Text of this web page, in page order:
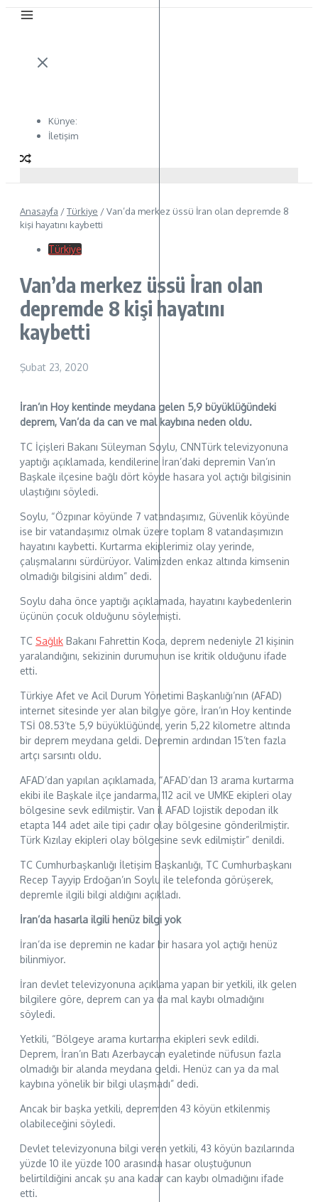
Künye:
İletişim
Anasayfa /Türkiye /Van’da merkez üssü İran olan depremde 8
kişi hayatını kaybetti
Türkiye
Van’da merkez üssü İran olan
depremde 8 kişi hayatını
kaybetti
Şubat 23, 2020
İran’ın Hoy kentinde meydana gelen 5,9 büyüklüğündeki
deprem, Van’da da can ve mal kaybına neden oldu.
TC İçişleri Bakanı Süleyman Soylu, CNNTürk televizyonuna
yaptığı açıklamada, kendilerine İran’daki depremin Van’ın
Başkale ilçesine bağlı dört köyde hasara yol açtığı bilgisinin
ulaştığını söyledi.
Soylu, “Özpınar köyünde 7 vatandaşımız, Güvenlik köyünde
ise bir vatandaşımız olmak üzere toplam 8 vatandaşımızın
hayatını kaybetti. Kurtarma ekiplerimiz olay yerinde,
çalışmalarını sürdürüyor. Valimizden enkaz altında kimsenin
olmadığı bilgisini aldım” dedi.
Soylu daha önce yaptığı açıklamada, hayatını kaybedenlerin
üçünün çocuk olduğunu söylemişti.
TC Sağlık Bakanı Fahrettin Koca, deprem nedeniyle 21 kişinin
yaralandığını, sekizinin durumunun ise kritik olduğunu ifade
etti.
Türkiye Afet ve Acil Durum Yönetimi Başkanlığı’nın (AFAD)
internet sitesinde yer alan bilgiye göre, İran’ın Hoy kentinde
TSİ 08.53’te 5,9 büyüklüğünde, yerin 5,22 kilometre altında
bir deprem meydana geldi. Depremin ardından 15’ten fazla
artçı sarsıntı oldu.
AFAD’dan yapılan açıklamada, “AFAD’dan 13 arama kurtarma
ekibi ile Başkale ilçe jandarma, 112 acil ve UMKE ekipleri olay
bölgesine sevk edilmiştir. Van il AFAD lojistik depodan ilk
etapta 144 adet aile tipi çadır olay bölgesine gönderilmiştir.
Türk Kızılay ekipleri olay bölgesine sevk edilmiştir” denildi.
TC Cumhurbaşkanlığı İletişim Başkanlığı, TC Cumhurbaşkanı
Recep Tayyip Erdoğan’ın Soylu ile telefonda görüşerek,
depremle ilgili bilgi aldığını açıkladı.
İran’da hasarla ilgili henüz bilgi yok
İran’da ise depremin ne kadar bir hasara yol açtığı henüz
bilinmiyor.
İran devlet televizyonuna açıklama yapan bir yetkili, ilk gelen
bilgilere göre, deprem can ya da mal kaybı olmadığını
söyledi.
Yetkili, “Bölgeye arama kurtarma ekipleri sevk edildi.
Deprem, İran’ın Batı Azerbaycan eyaletinde nüfusun fazla
olmadığı bir alanda meydana geldi. Henüz can ya da mal
kaybına yönelik bir bilgi ulaşmadı” dedi.
Ancak bir başka yetkili, depremden 43 köyün etkilenmiş
olabileceğini söyledi.
Devlet televizyonuna bilgi veren yetkili, 43 köyün bazılarında
yüzde 10 ile yüzde 100 arasında hasar oluştuğunun
belirtildiğini ancak şu ana kadar can kaybı olmadığını ifade
etti.